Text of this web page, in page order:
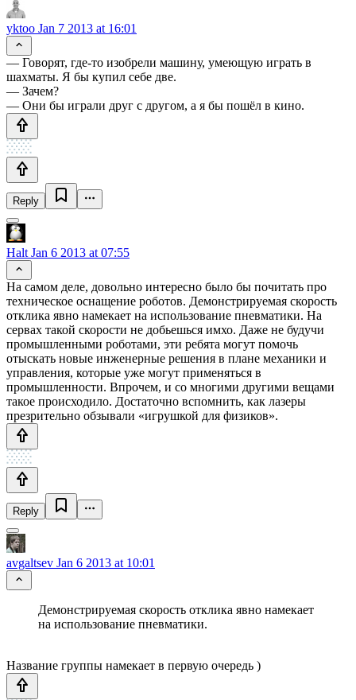
yktoo Jan 7 2013 at 16:01
— Говорят, где-то изобрели машину, умеющую играть в
шахматы. Я бы купил себе две.
— Зачем?
— Они бы играли друг с другом, а я бы пошёл в кино.
Reply
Halt Jan 6 2013 at 07:55
На самом деле, довольно интересно было бы почитать про
техническое оснащение роботов. Демонстрируемая скорость
отклика явно намекает на использование пневматики. На
сервах такой скорости не добьешься имхо. Даже не будучи
промышленными роботами, эти ребята могут помочь
отыскать новые инженерные решения в плане механики и
управления, которые уже могут применяться в
промышленности. Впрочем, и со многими другими вещами
такое происходило. Достаточно вспомнить, как лазеры
презрительно обзывали «игрушкой для физиков».
Reply
avgaltsev Jan 6 2013 at 10:01
Демонстрируемая скорость отклика явно намекает
на использование пневматики.
Название группы намекает в первую очередь )